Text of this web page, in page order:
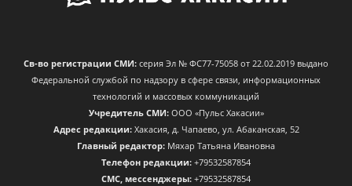
Св-во регистрации СМИ: серия Эл № ФС77-75058 от 22.02.2019 выдано
Федеральной службой по надзору в сфере связи, информационных
технологий и массовых коммуникаций
Учредитель СМИ:ООО «Пульс Хакасии»
Адрес редакции:Хакасия, д. Чапаево, ул. Абаканская, 52
Главный редактор: Мяхар Татьяна Ивановна
Телефон редакции: +79532587854
CМС, мессенджеры: +79532587854